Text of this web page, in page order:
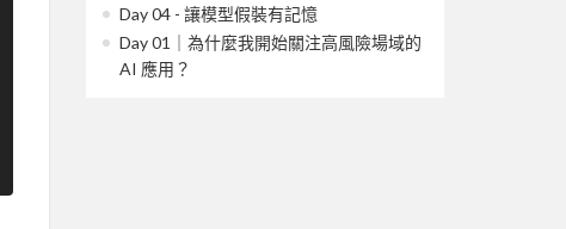
Day 04 - 讓模型假裝有記憶
Day 01｜為什麼我開始關注高風險場域的
AI 應用？